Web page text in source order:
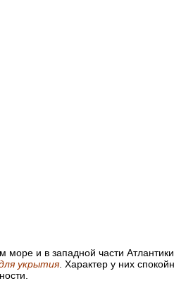
и в западной части
укрытия. Характер у них